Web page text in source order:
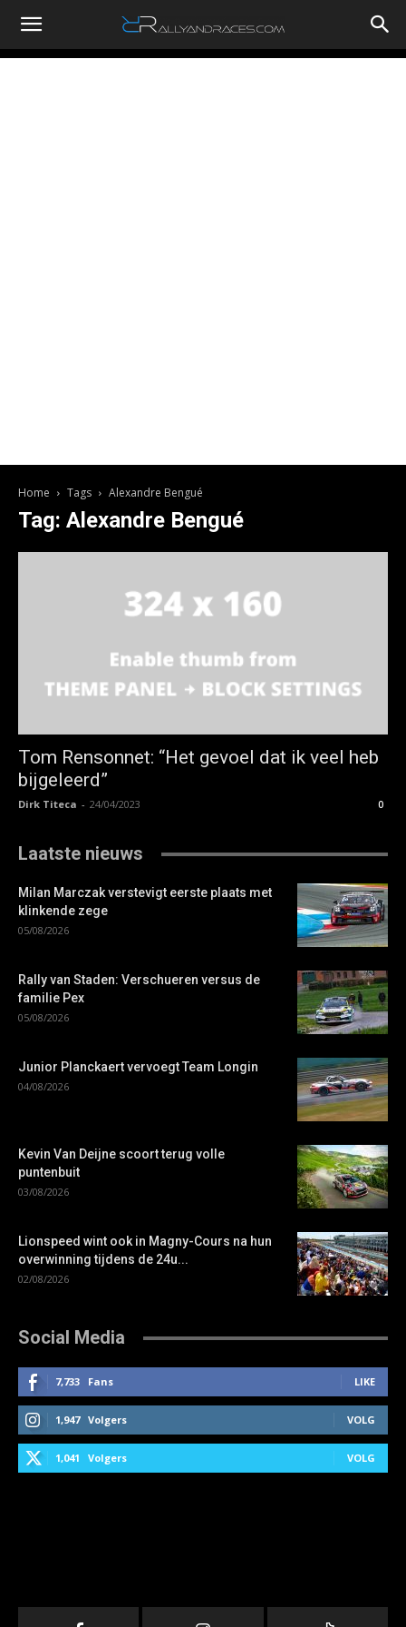
RallyandRaces.com
Home Tags Alexandre Bengué
Tag: Alexandre Bengué
Tom Rensonnet: “Het gevoel dat ik veel heb
bijgeleerd”
Dirk Titeca - 24/04/2023 0
Laatste nieuws
Milan Marczak verstevigt eerste plaats met
klinkende zege
05/08/2026
Rally van Staden: Verschueren versus de
familie Pex
05/08/2026
Junior Planckaert vervoegt Team Longin
04/08/2026
Kevin Van Deijne scoort terug volle
puntenbuit
03/08/2026
Lionspeed wint ook in Magny-Cours na hun
overwinning tijdens de 24u...
02/08/2026
Social Media
7,733 Fans LIKE
1,947 Volgers VOLG
1,041 Volgers VOLG